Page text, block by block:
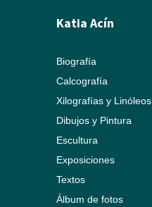
Katia Acín
Biografía
Calcografía
Xilografías y Linóleos
Dibujos y Pintura
Escultura
Exposiciones
Textos
Álbum de fotos